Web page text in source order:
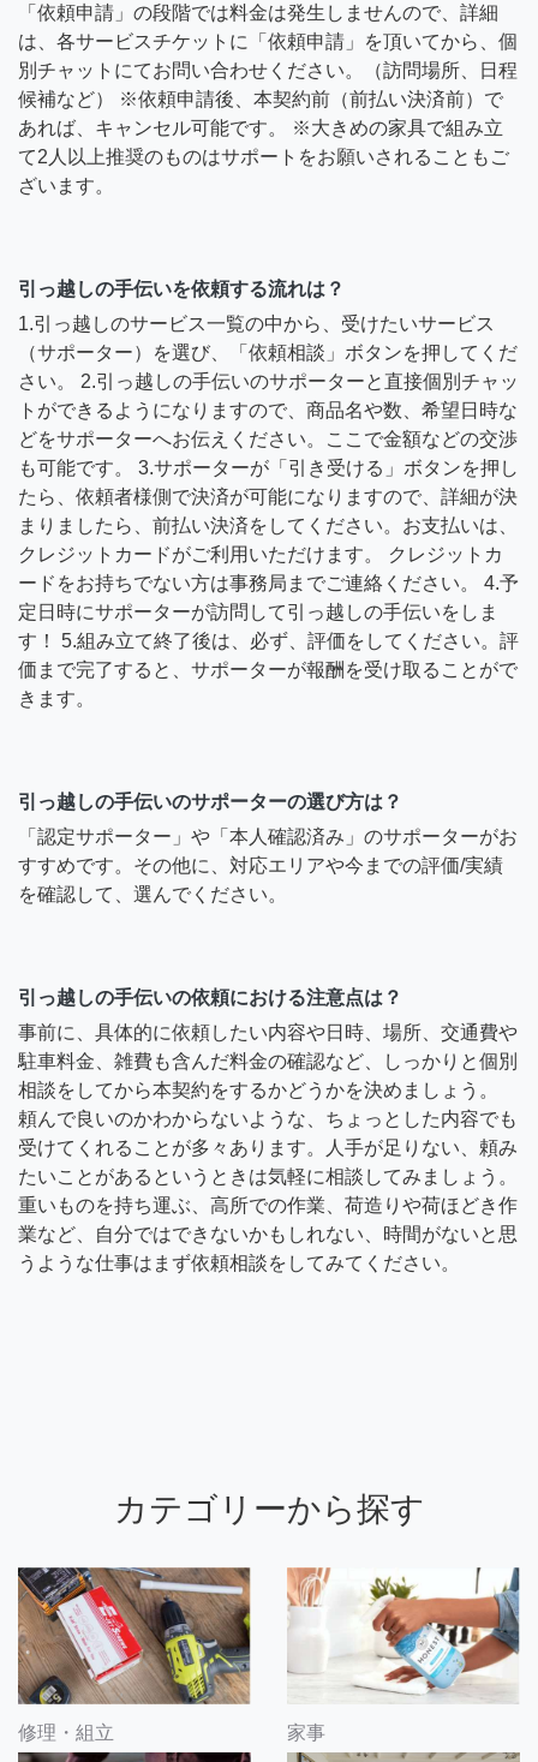
「依頼申請」の段階では料金は発生しませんので、詳細
は、各サービスチケットに「依頼申請」を頂いてから、個
別チャットにてお問い合わせください。（訪問場所、日程
候補など） ※依頼申請後、本契約前（前払い決済前）で
あれば、キャンセル可能です。 ※大きめの家具で組み立
て2人以上推奨のものはサポートをお願いされることもご
ざいます。
引っ越しの手伝いを依頼する流れは？
1.引っ越しのサービス一覧の中から、受けたいサービス
（サポーター）を選び、「依頼相談」ボタンを押してくだ
さい。 2.引っ越しの手伝いのサポーターと直接個別チャッ
トができるようになりますので、商品名や数、希望日時な
どをサポーターへお伝えください。ここで金額などの交渉
も可能です。 3.サポーターが「引き受ける」ボタンを押し
たら、依頼者様側で決済が可能になりますので、詳細が決
まりましたら、前払い決済をしてください。お支払いは、
クレジットカードがご利用いただけます。 クレジットカ
ードをお持ちでない方は事務局までご連絡ください。 4.予
定日時にサポーターが訪問して引っ越しの手伝いをしま
す！ 5.組み立て終了後は、必ず、評価をしてください。評
価まで完了すると、サポーターが報酬を受け取ることがで
きます。
引っ越しの手伝いのサポーターの選び方は？
「認定サポーター」や「本人確認済み」のサポーターがお
すすめです。その他に、対応エリアや今までの評価/実績
を確認して、選んでください。
引っ越しの手伝いの依頼における注意点は？
事前に、具体的に依頼したい内容や日時、場所、交通費や
駐車料金、雑費も含んだ料金の確認など、しっかりと個別
相談をしてから本契約をするかどうかを決めましょう。
頼んで良いのかわからないような、ちょっとした内容でも
受けてくれることが多々あります。人手が足りない、頼み
たいことがあるというときは気軽に相談してみましょう。
重いものを持ち運ぶ、高所での作業、荷造りや荷ほどき作
業など、自分ではできないかもしれない、時間がないと思
うような仕事はまず依頼相談をしてみてください。
カテゴリーから探す
修理・組立 家事